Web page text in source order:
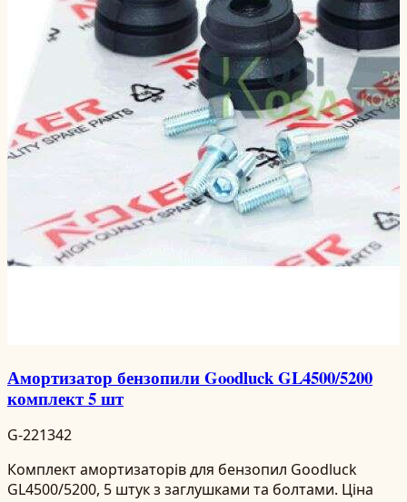
Амортизатор бензопили Goodluck GL4500/5200
комплект 5 шт
G-221342
Комплект амортизаторів для бензопил Goodluck
GL4500/5200, 5 штук з заглушками та болтами. Ціна